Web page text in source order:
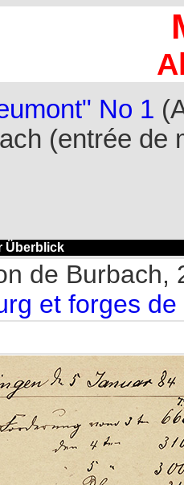
No 1
(entrée de
Überblick
de Burbach,
et forges